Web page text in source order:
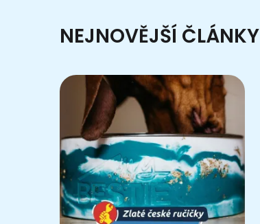
NEJNOVĚJŠÍ ČLÁNKY